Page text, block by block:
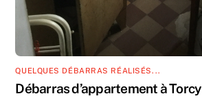
QUELQUES DÉBARRAS RÉALISÉS...
Débarras d’appartement à Torcy